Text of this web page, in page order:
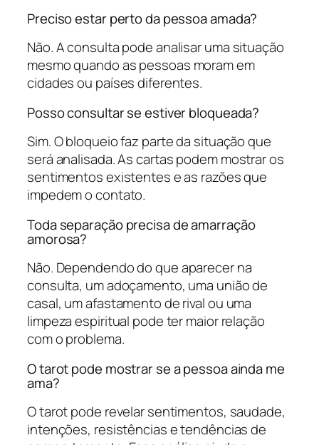
Preciso estar perto da pessoa amada?
Não. A consulta pode analisar uma situação
mesmo quando as pessoas moram em
cidades ou países diferentes.
Posso consultar se estiver bloqueada?
Sim. O bloqueio faz parte da situação que
será analisada. As cartas podem mostrar os
sentimentos existentes e as razões que
impedem o contato.
Toda separação precisa de amarração
amorosa?
Não. Dependendo do que aparecer na
consulta, um adoçamento, uma união de
casal, um afastamento de rival ou uma
limpeza espiritual pode ter maior relação
com o problema.
O tarot pode mostrar se a pessoa ainda me
ama?
O tarot pode revelar sentimentos, saudade,
intenções, resistências e tendências de